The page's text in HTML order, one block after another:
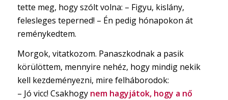
tette meg, hogy szólt volna: – Figyu, kislány,
felesleges teperned! – Én pedig hónapokon át
reménykedtem.
Morgok, vitatkozom. Panaszkodnak a pasik
körülöttem, mennyire nehéz, hogy mindig nekik
kell kezdeményezni, mire felháborodok:
– Jó vicc! Csakhogy nem hagyjátok, hogy a nő